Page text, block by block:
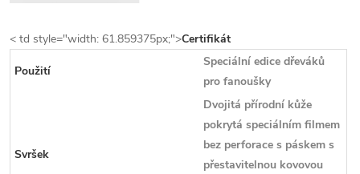
< td style="width: 61.859375px;">Certifikát
Použití
Speciální edice dřeváků
pro fanoušky
Svršek
Dvojitá přírodní kůže
pokrytá speciálním filmem
bez perforace s páskem s
přestavitelnou kovovou